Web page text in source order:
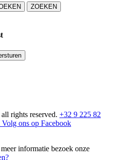
ZOEKEN
rights reserved. +32 9 225 82
Volg ons op Facebook
informatie bezoek onze